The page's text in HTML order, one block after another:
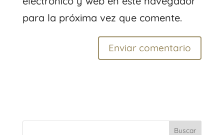
para la próxima vez que comente.